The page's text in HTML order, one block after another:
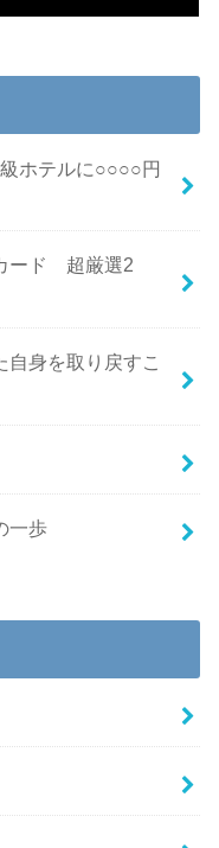
ホテルに○○○○円
ード 超厳選2
身を取り戻すこ
一歩